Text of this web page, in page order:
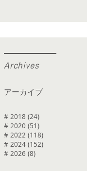
Archives
アーカイブ
# 2018 (24)
# 2020 (51)
# 2022 (118)
# 2024 (152)
# 2026 (8)